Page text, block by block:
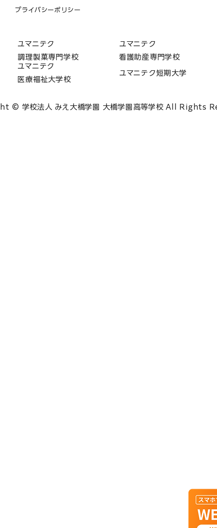
プライバシーポリシー
ユマニテク
調理製菓専門学校
ユマニテク
看護助産専門学校
ユマニテク
医療福祉大学校
ユマニテク短期大学
© 学校法人 みえ大橋学園 大橋学園高等学校 All Rights